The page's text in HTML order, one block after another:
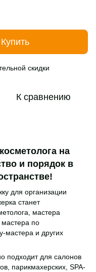
Купить
скидки
К сравнению
на
и порядок в
для организации
станет
мастера
по
мастера и других
подходит для салонов
парикмахерских, SPA-